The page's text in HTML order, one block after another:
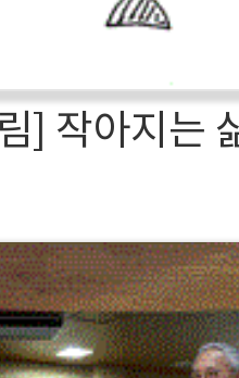
] 작아지는